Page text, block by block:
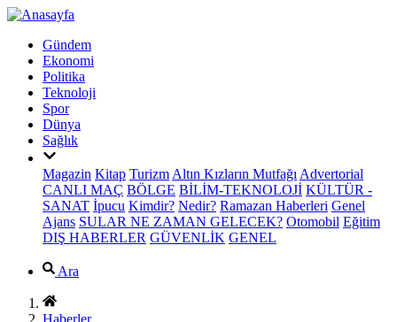
Gündem
Ekonomi
Politika
Teknoloji
Spor
Dünya
Sağlık
Magazin Kitap Turizm Altın Kızların Mutfağı Advertorial
CANLI MAÇ BÖLGE BİLİM-TEKNOLOJİ KÜLTÜR -
SANAT İpucu Kimdir? Nedir? Ramazan Haberleri Genel
Ajans SULAR NE ZAMAN GELECEK? Otomobil Eğitim
DIŞ HABERLER GÜVENLİK GENEL
Ara
Haberler